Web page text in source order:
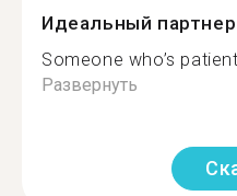
Идеальный
Someone who’s
Развернуть